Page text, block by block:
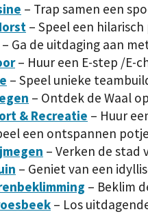
– Trap samen een
– Speel een
– Ga de uitdaging aan
– Huur een E-step /E-
– Speel unieke
– Ontdek de Waal
& Recreatie – Huur
een ontspannen
– Verken de stad
– Geniet van een
– Beklim
– Los